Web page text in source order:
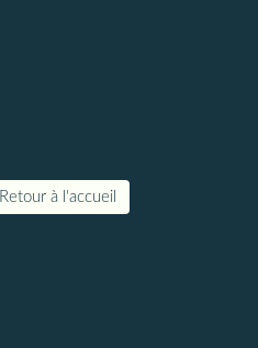
Retour à l'accueil